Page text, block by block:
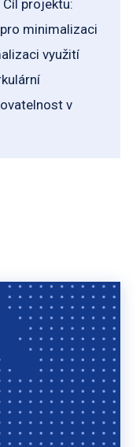
projektu:
minimalizaci
využití
v